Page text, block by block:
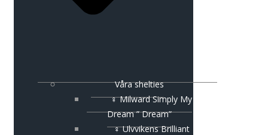
Våra shelties
♀ Milward Simply My
Dream ” Dream”
♀ Ulvvikens Brilliant